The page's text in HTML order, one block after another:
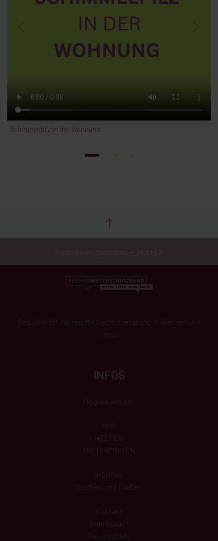
Schimmelpilz in der Wohnung
Startseite
Seit über 20 Jahren Mietrechtsberatung in Bremen und
umzu!
INFOS
Mitglied werden
WIR
HELFEN
MIETER*INNEN
Infothek
Suchen und Finden
Kontakt
Impressum
Datenschutz